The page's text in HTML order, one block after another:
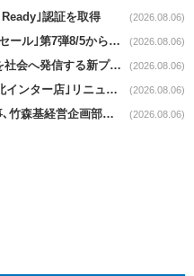
｣認証を取得 (2026.08.06)
島忠news｜家計応援企画｢爆安挑戦セール｣第7弾8/5から開催 (2026.08.06)
ファミマnews｜こども食堂の｢今｣を社会へ発信する新プロジェクト始動 (2026.08.06)
OICグループnews｜8/16｢ロピア港北インター店｣リニューアル/食品売場拡大 (2026.08.06)
コスモス薬品news｜8/28付役員人事､竹森基経営企画部長が取締役昇格 (2026.08.06)